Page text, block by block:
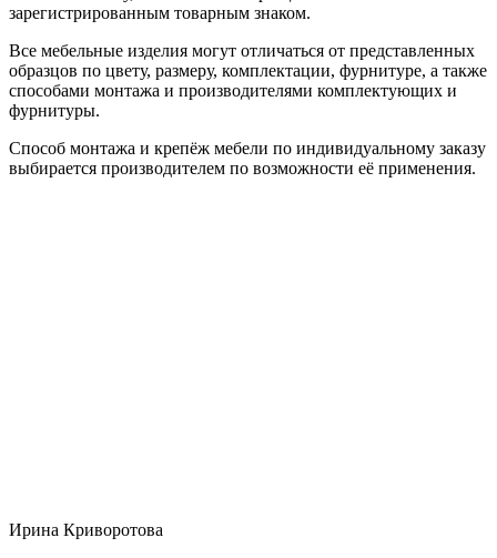
зарегистрированным товарным знаком.
Все мебельные изделия могут отличаться от представленных
образцов по цвету, размеру, комплектации, фурнитуре, а также
способами монтажа и производителями комплектующих и
фурнитуры.
Способ монтажа и крепёж мебели по индивидуальному заказу
выбирается производителем по возможности её применения.
Ирина Криворотова